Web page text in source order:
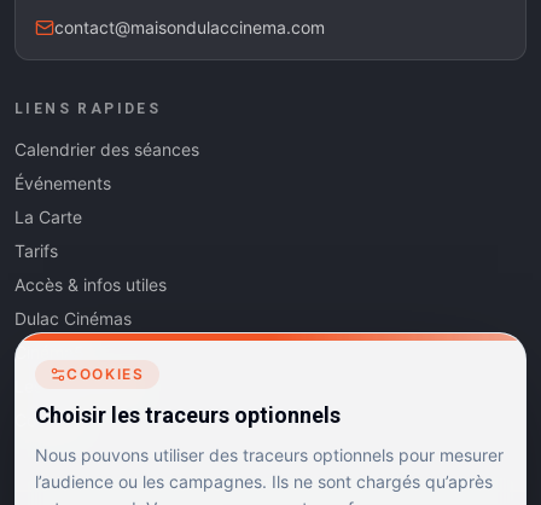
contact@maisondulaccinema.com
LIENS RAPIDES
Calendrier des séances
Événements
La Carte
Tarifs
Accès & infos utiles
Dulac Cinémas
Cinéma5
Les Dits de l'Art
Contact
COOKIES
Choisir les traceurs optionnels
Nous pouvons utiliser des traceurs optionnels pour mesurer
l’audience ou les campagnes. Ils ne sont chargés qu’après